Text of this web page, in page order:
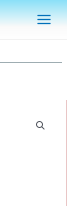
Main
Menu